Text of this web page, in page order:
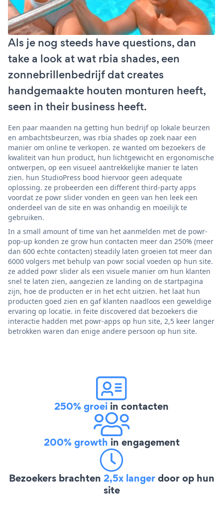
Als je nog steeds have questions, dan
take a look at wat rbia shades, een
zonnebrillenbedrijf dat creates
handgemaakte houten monturen heeft,
seen in their business heeft.
Een paar maanden na getting hun bedrijf op lokale beurzen
en ambachtsbeurzen, was rbia shades op zoek naar een
manier om online te verkopen. ze wanted om bezoekers de
kwaliteit van hun product, hun lichtgewicht en ergonomische
ontwerpen, op een visueel aantrekkelijke manier te laten
zien. hun StudioPress bood hiervoor geen adequate
oplossing. ze probeerden een different third-party apps
voordat ze powr slider vonden en geen van hen leek een
onderdeel van de site en was onhandig en moeilijk te
gebruiken.
In a small amount of time van het aanmelden met de powr-
pop-up konden ze grow hun contacten meer dan 250% (meer
dan 600 echte contacten) steadily laten groeien tot meer dan
6000 volgers met behulp van powr social voeden op hun site.
ze added powr slider als een visuele manier om hun klanten
snel te laten zien, aangezien ze landing on de startpagina
zijn, hoe de producten er in het echt uitzien. het laat hun
producten goed zien en gaf klanten naadloos een geweldige
ervaring op locatie. in feite discovered dat bezoekers die
interactie hadden met powr-apps op hun site, 2,5 keer langer
betrokken waren dan enige andere persoon op hun site.
250% groei in contacten
200% growth in engagement
Bezoekers brachten 2,5x langerdoor op hun
site